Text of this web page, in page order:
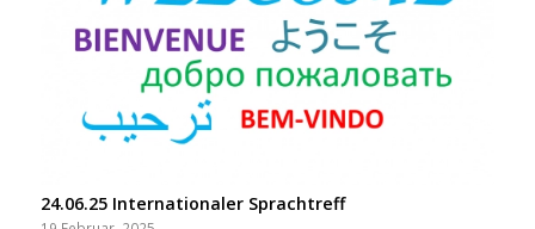
24.06.25 Internationaler Sprachtreff